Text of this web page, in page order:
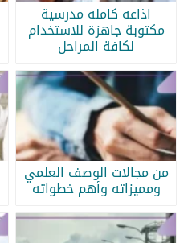
اذاعه كامله مدرسية
مكتوبة جاهزة للاستخدام
لكافة المراحل
من مجالات الوصف العلمي
ومميزاته وأهم خطواته